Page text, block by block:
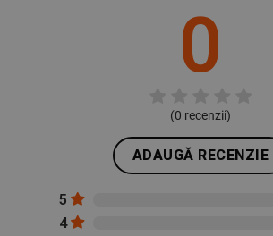
0
(0 recenzii)
ADAUGĂ RECENZIE
5
4